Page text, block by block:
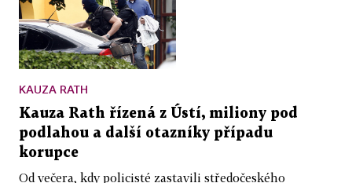
KAUZA RATH
Kauza Rath řízená z Ústí, miliony pod
podlahou a další otazníky případu
korupce
Od večera, kdy policisté zastavili středočeského